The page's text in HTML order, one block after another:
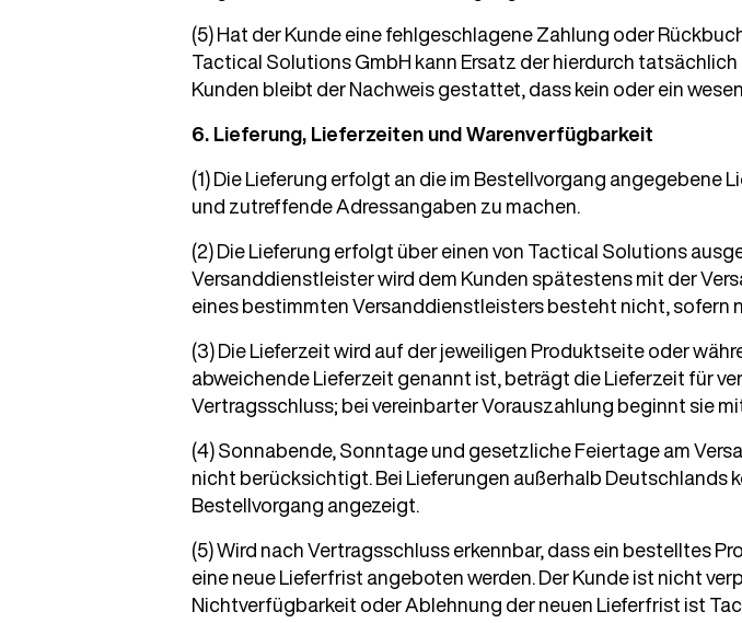
(5) Hat der Kunde eine fehlgeschlagene Zahlung oder
Tactical Solutions GmbH kann Ersatz der hierdurch
Kunden bleibt der Nachweis gestattet, dass kein oder ein
6. Lieferung, Lieferzeiten und Warenverfügbarkeit
(1) Die Lieferung erfolgt an die im Bestellvorgang angegebene
und zutreffende Adressangaben zu machen.
(2) Die Lieferung erfolgt über einen von Tactical Solutions
Versanddienstleister wird dem Kunden spätestens mit der
eines bestimmten Versanddienstleisters besteht nicht, sofern
(3) Die Lieferzeit wird auf der jeweiligen Produktseite oder
abweichende Lieferzeit genannt ist, beträgt die Lieferzeit für
Vertragsschluss; bei vereinbarter Vorauszahlung beginnt sie
(4) Sonnabende, Sonntage und gesetzliche Feiertage am
nicht berücksichtigt. Bei Lieferungen außerhalb Deutschlands
Bestellvorgang angezeigt.
(5) Wird nach Vertragsschluss erkennbar, dass ein bestelltes
eine neue Lieferfrist angeboten werden. Der Kunde ist nicht
Nichtverfügbarkeit oder Ablehnung der neuen Lieferfrist ist